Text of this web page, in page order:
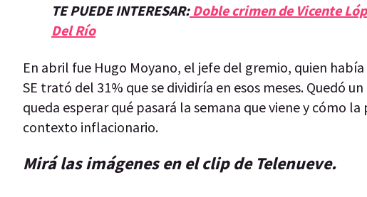
TE PUEDE INTERESAR:Doble crimen de Vicente
Del Río
En abril fue Hugo Moyano, el jefe del gremio, quien
SE trató del 31% que se dividiría en esos meses. Quedó
queda esperar qué pasará la semana que viene y cómo
contexto inflacionario.
Mirá las imágenes en el clip de Telenueve.